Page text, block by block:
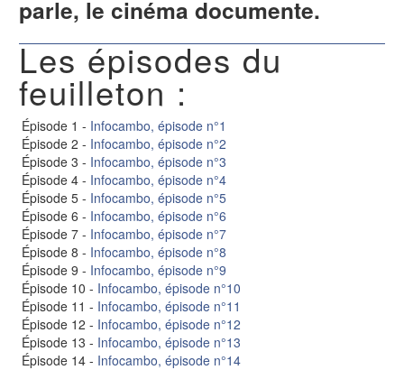
parle, le cinéma documente.
Les épisodes du
feuilleton :
Épisode 1 - Infocambo, épisode n°1
Épisode 2 - Infocambo, épisode n°2
Épisode 3 - Infocambo, épisode n°3
Épisode 4 - Infocambo, épisode n°4
Épisode 5 - Infocambo, épisode n°5
Épisode 6 - Infocambo, épisode n°6
Épisode 7 - Infocambo, épisode n°7
Épisode 8 - Infocambo, épisode n°8
Épisode 9 - Infocambo, épisode n°9
Épisode 10 - Infocambo, épisode n°10
Épisode 11 - Infocambo, épisode n°11
Épisode 12 - Infocambo, épisode n°12
Épisode 13 - Infocambo, épisode n°13
Épisode 14 - Infocambo, épisode n°14